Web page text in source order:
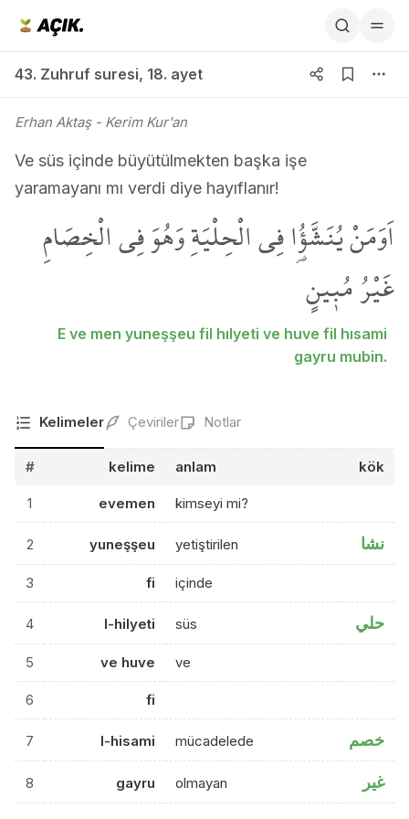
43. Zuhruf suresi, 18. ayet
Erhan Aktaş- Kerim Kur'an
Ve süs içinde büyütülmekten başka işe
yaramayanı mı verdi diye hayıflanır!
اَوَمَنْ يُنَشَّؤُ۬ا فِي الْحِلْيَةِ وَهُوَ فِي الْخِصَامِ
غَيْرُ مُب۪ينٍ
E ve men yuneşşeu fil hılyeti ve huve fil hısami
gayru mubin.
Kelimeler Çeviriler Notlar
# kelime anlam kök
1 evemen kimseyi mi?
2 yuneşşeu yetiştirilen نشا
3 fi içinde
4 l-hilyeti süs حلي
5 ve huve ve
6 fi
7 l-hisami mücadelede خصم
8 gayru olmayan غير